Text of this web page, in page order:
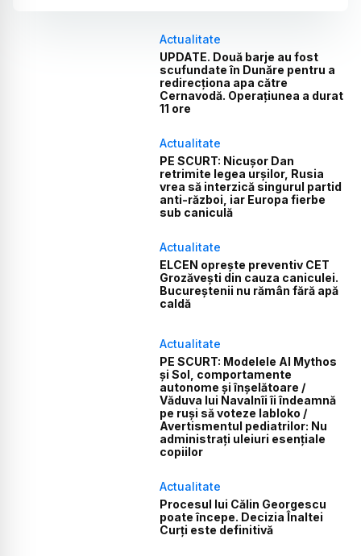
Actualitate
UPDATE. Două barje au fost
scufundate în Dunăre pentru a
redirecționa apa către
Cernavodă. Operațiunea a durat
11 ore
Actualitate
PE SCURT: Nicușor Dan
retrimite legea urșilor, Rusia
vrea să interzică singurul partid
anti-război, iar Europa fierbe
sub caniculă
Actualitate
ELCEN oprește preventiv CET
Grozăvești din cauza caniculei.
Bucureștenii nu rămân fără apă
caldă
Actualitate
PE SCURT: Modelele AI Mythos
și Sol, comportamente
autonome și înșelătoare /
Văduva lui Navalnîi îi îndeamnă
pe ruși să voteze Iabloko /
Avertismentul pediatrilor: Nu
administrați uleiuri esențiale
copiilor
Actualitate
Procesul lui Călin Georgescu
poate începe. Decizia Înaltei
Curți este definitivă